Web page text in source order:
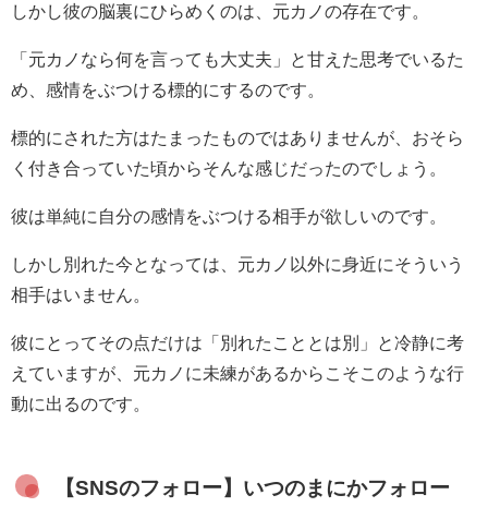
しかし彼の脳裏にひらめくのは、元カノの存在です。
「元カノなら何を言っても大丈夫」と甘えた思考でいるた
め、感情をぶつける標的にするのです。
標的にされた方はたまったものではありませんが、おそら
く付き合っていた頃からそんな感じだったのでしょう。
彼は単純に自分の感情をぶつける相手が欲しいのです。
しかし別れた今となっては、元カノ以外に身近にそういう
相手はいません。
彼にとってその点だけは「別れたこととは別」と冷静に考
えていますが、元カノに未練があるからこそこのような行
動に出るのです。
【SNSのフォロー】いつのまにかフォロー